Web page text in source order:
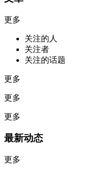
更多
关注的人
关注者
关注的话题
更多
更多
更多
最新动态
更多